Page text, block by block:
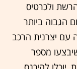
ולכרטיס
הגבוה ביותר
עם יצרנית הרכב
מספר